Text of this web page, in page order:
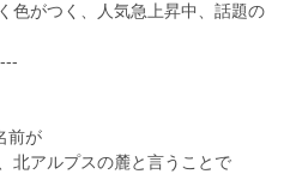
色がつく、人気急上昇中、話題の
前が
北アルプスの麓と言うことで